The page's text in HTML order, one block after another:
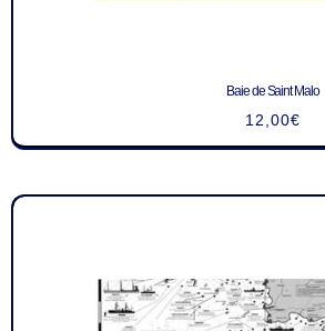
Baie de Saint Malo
12,00€